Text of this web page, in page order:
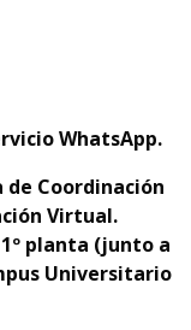
WhatsApp.
de Coordinación
Virtual.
planta (junto a
Universitario